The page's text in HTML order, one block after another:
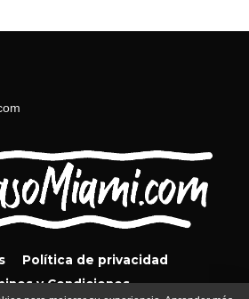
Política de privacidad
y Condiciones